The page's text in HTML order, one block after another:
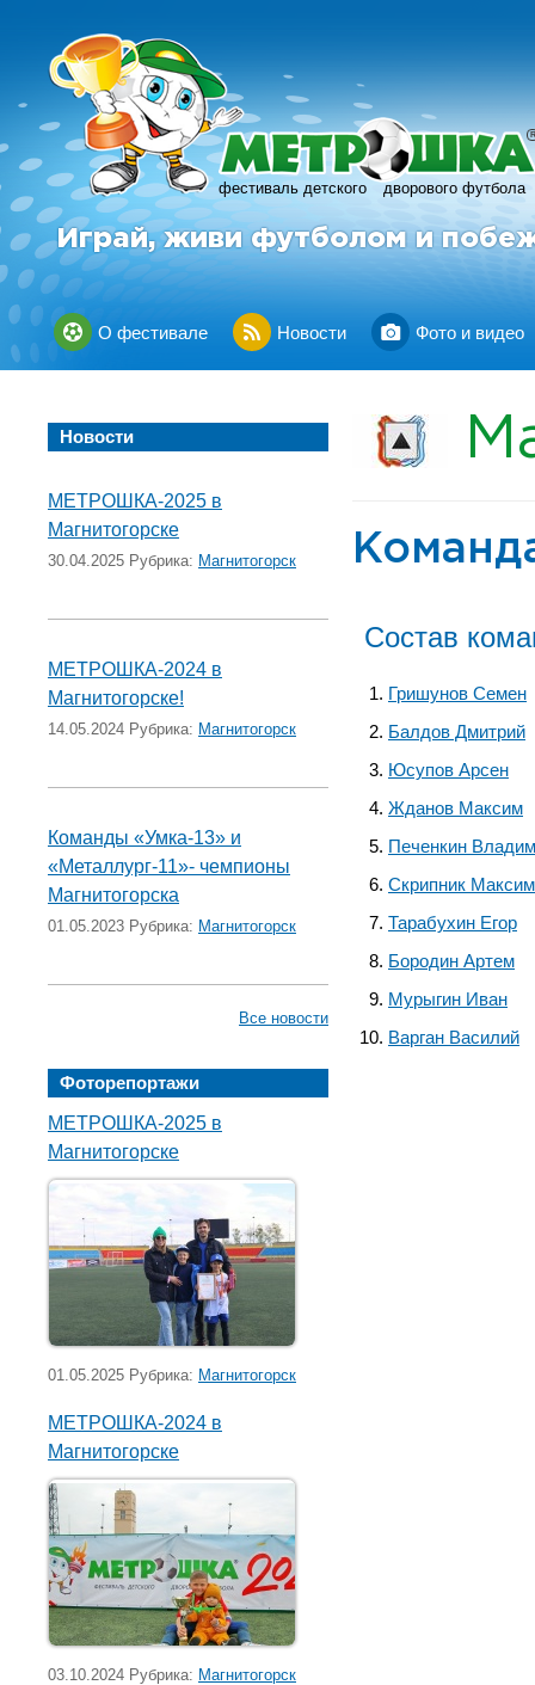
фестиваль детского дворового футбола
R
Играй, живи футболом и
О фестивале Новости Фото и видео
Новости
МЕТРОШКА-2025 в
Магнитогорске
30.04.2025 Рубрика: Магнитогорск
МЕТРОШКА-2024 в
Магнитогорске!
14.05.2024 Рубрика: Магнитогорск
Команды «Умка-13» и
«Металлург-11»- чемпионы
Магнитогорска
01.05.2023 Рубрика: Магнитогорск
Все новости
Фоторепортажи
МЕТРОШКА-2025 в
Магнитогорске
01.05.2025 Рубрика: Магнитогорск
МЕТРОШКА-2024 в
Магнитогорске
03.10.2024 Рубрика: Магнитогорск
Состав
Гришунов Семен
Балдов Дмитрий
Юсупов Арсен
Жданов Максим
Печенкин
Скрипник Максим
Тарабухин Егор
Бородин Артем
Мурыгин Иван
Варган Василий